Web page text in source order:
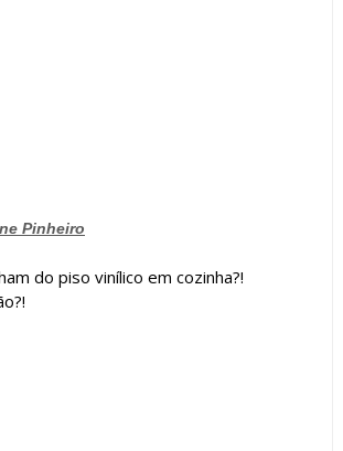
Pinheiro
do piso vinílico em cozinha?!